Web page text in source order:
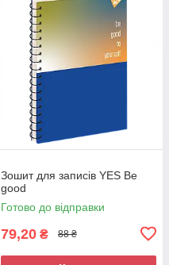
Зошит для записів YES Be
good
Готово до відправки
79,20 ₴ 88 ₴